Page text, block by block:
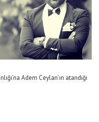
Adem Ceylan’ın atandığı